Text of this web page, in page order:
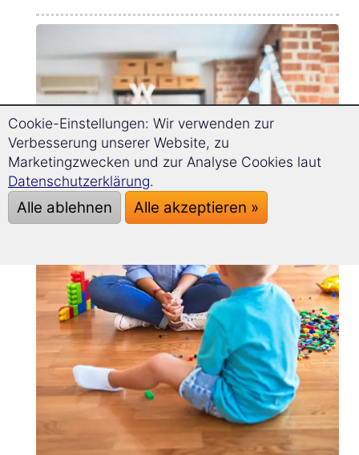
Cookie-Einstellungen: Wir verwenden zur
Verbesserung unserer Website, zu
Marketingzwecken und zur Analyse Cookies laut
Datenschutzerklärung.
Alle ablehnen Alle akzeptieren »